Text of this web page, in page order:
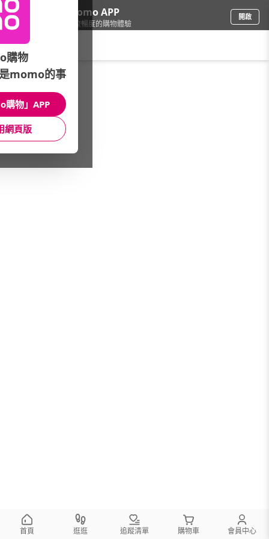
下載momo APP
給你3倍流暢度的購物體驗
開啟
家電/遙控/線材/
館長推薦 月銷量
首頁 逛逛 追蹤清單 購物車 會員中心
購物
momo的事
購物」APP
網頁版